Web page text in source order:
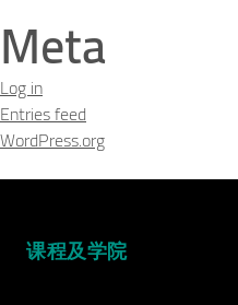
Meta
Log in
Entries feed
WordPress.org
课程及学院